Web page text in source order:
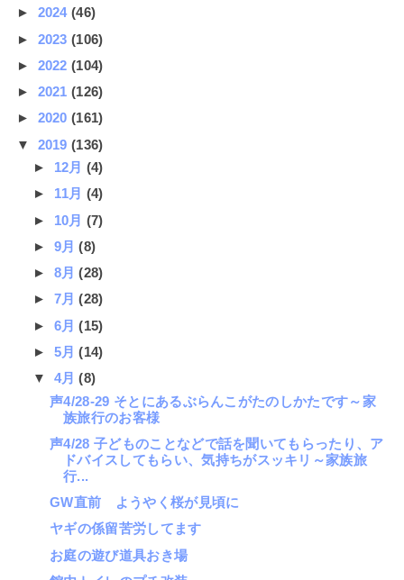
► 2024(46)
► 2023(106)
► 2022(104)
► 2021(126)
► 2020(161)
▼ 2019(136)
► 12月 (4)
► 11月 (4)
► 10月 (7)
► 9月(8)
► 8月(28)
► 7月(28)
► 6月(15)
► 5月(14)
▼ 4月(8)
声4/28-29 そとにあるぶらんこがたのしかたです～家
族旅行のお客様
声4/28 子どものことなどで話を聞いてもらったり、ア
ドバイスしてもらい、気持ちがスッキリ～家族旅
行...
GW直前 ようやく桜が見頃に
ヤギの係留苦労してます
お庭の遊び道具おき場